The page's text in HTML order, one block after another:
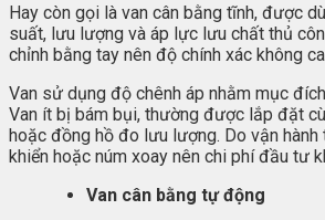
Hay còn gọi là van cân bằng tĩnh, được
suất, lưu lượng và áp lực lưu chất thủ
chỉnh bằng tay nên độ chính xác không
Van sử dụng độ chênh áp nhằm mục
Van ít bị bám bụi, thường được lắp đặt
hoặc đồng hồ đo lưu lượng. Do vận
khiển hoặc núm xoay nên chi phí đầu tư
Van cân bằng tự động